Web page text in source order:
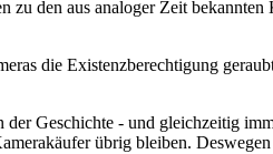
den aus analoger Zeit
die Existenzberechtigung
Geschichte - und gleichzeitig
übrig bleiben.